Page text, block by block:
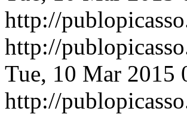
http://
http://
Tue, 10 Mar 2015
http://